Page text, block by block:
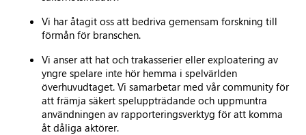
Vi har åtagit oss att bedriva gemensam forskning till
förmån för branschen.
Vi anser att hat och trakasserier eller exploatering av
yngre spelare inte hör hemma i spelvärlden
överhuvudtaget. Vi samarbetar med vår community för
att främja säkert speluppträdande och uppmuntra
användningen av rapporteringsverktyg för att komma
åt dåliga aktörer.